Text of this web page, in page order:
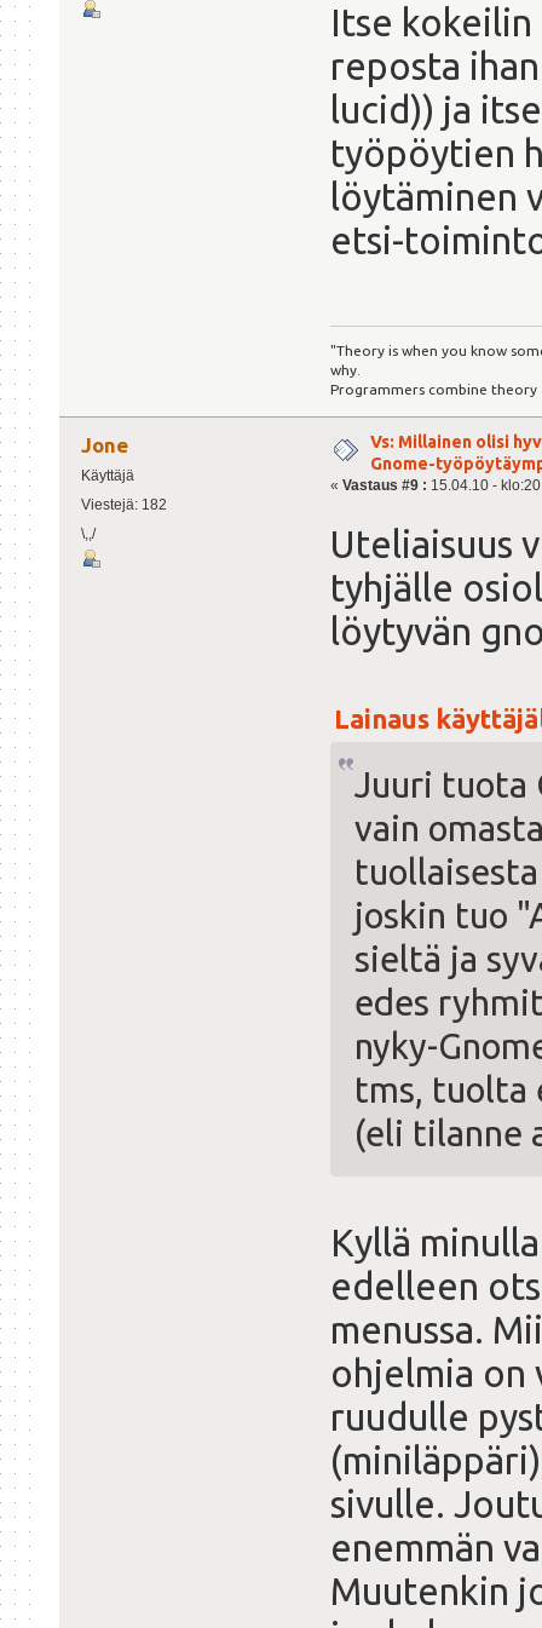
Itse
reposta
lucid)) ja
työpöytien
löytäminen
etsi-
"Theory is when you know
why.
Programmers combine theory
Jone
Käyttäjä
Viestejä: 182
\,,/
Vs: Millainen olisi
Gnome-
« Vastaus #9 : 15.04.10 -
Uteliaisuus
tyhjälle
löytyvän
Lainaus
Juuri tuota
vain
joskin tuo
sieltä ja
edes
nyky-
tms, tuolta
(eli tilanne
Kyllä
edelleen
menussa.
ohjelmia on
ruudulle
sivulle.
enemmän
Muutenkin